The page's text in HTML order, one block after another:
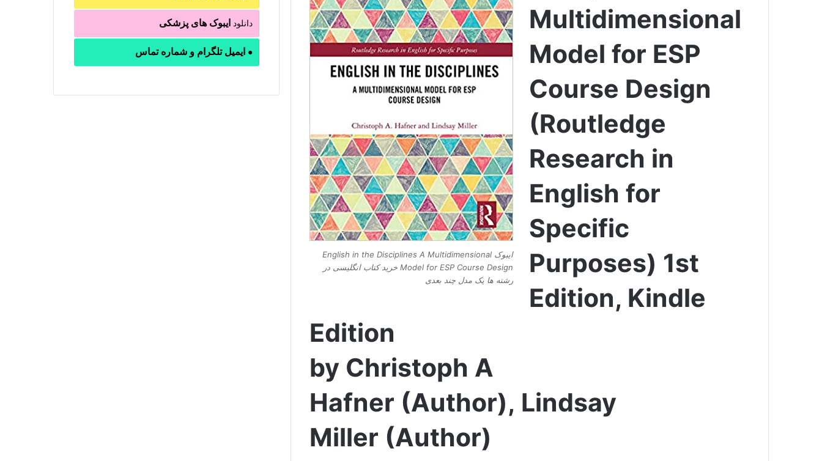
ایبوک English in the Disciplines A Multidimensional
Model for ESP Course Design خرید کتاب انگلیسی در
رشته ها یک مدل چند بعدی
Multidimensional
Model for ESP
Course Design
(Routledge
Research in
English for
Specific
Purposes) 1st
Edition, Kindle
Edition
by Christoph A
Hafner (Author), Lindsay
Miller (Author)
دانلود ایبوک های پزشکی
● ایمیل تلگرام و شماره تماس